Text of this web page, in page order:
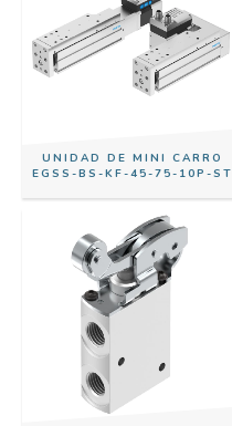
UNIDAD DE MINI CARRO
EGSS-BS-KF-45-75-10P-ST